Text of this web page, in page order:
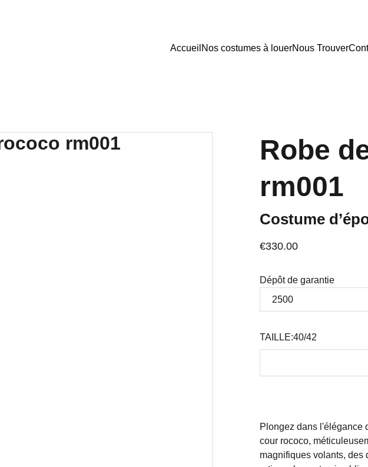
Accueil Nos costumes à louerNous Trouver
Robe
rm001
Costume
€330.00
Dépôt de garantie
TAILLE:40/42
Plongez dans l'élégance
cour rococo,
magnifiques volants, des